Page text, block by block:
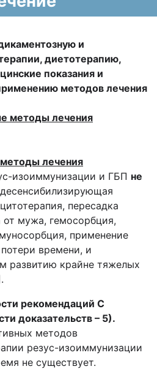
и
диетотерапию,
показания и
методов лечения
методы лечения
лечения
изоиммунизации и ГБП не
десенсибилизирующая
пересадка
от мужа, гемосорбция,
применение
времени, и
развитию крайне тяжелых
рекомендаций С
доказательств – 5).
методов
резус-изоиммунизации
не существует.